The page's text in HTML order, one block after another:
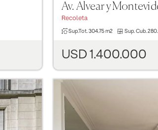
Av. Alvear y
Recoleta
Sup.Tot. 304.75 m2 Sup. Cub.
USD 1.400.000